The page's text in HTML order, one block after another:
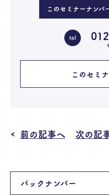
このセミナーナンバ
このセミ
前の記事へ 次の記
バックナンバー